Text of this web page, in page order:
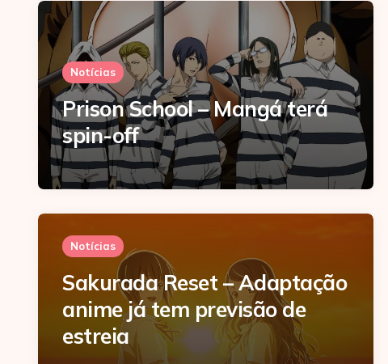
Notícias
Prison School – Mangá terá
spin-off
Notícias
Sakurada Reset – Adaptação
anime já tem previsão de
estreia